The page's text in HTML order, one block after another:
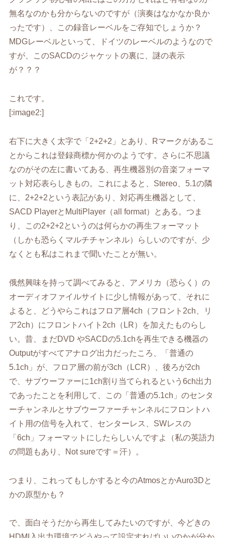
無名なのかも分からないのですが（演奏はなかなか良か
ったです）、この録音レーベルをご存知でしょうか？
MDGレーベルといって、ドイツのレーベルのようなので
すが、このSACDのジャケットの裏に、謎の表示
が？？？
これです。
[:image2:]
右下に大きく太字で「2+2+2」とあり、Rマークがあるこ
とからこれは登録商標か何かのようです。さらに不思議
なのがその左に書いてある、再生機器別の音楽フォーマ
ット対応表らしきもの。これによると、Stereo、5.1の隣
に、2+2+2という表記があり、対応再生機器として、
SACD PlayerとMultiPlayer（all format）とある。つま
り、この2+2+2というのは何らかの再生フォーマット
（しかも恐らくマルチチャンネル）らしいのですが、少
なくとも私はこれまで聞いたことが無い。
俄然興味を持って調べてみると、アメリカ（恐らく）の
オーディオファイルサイトに少し情報があって、それに
よると、どうやらこれはフロア層4ch（フロント2ch、リ
ア2ch）にフロントハイト2ch（LR）を加えたものらし
い。昔、まだDVD やSACDの5.1chを再生できる機器の
Outputがすべてアナログ出力だったころ、「普通の
5.1ch」が、フロア層の前が3ch（LCR）、後ろが2ch
で、サブウーファーに1ch割り当てられるという6ch出力
であったことを利用して、この「普通の5.1ch」のセンタ
ーチャンネルとサブウーファーチャンネルにフロントハ
イト用の信号を入れて、センターレス、SWレスの
「6ch」フォーマットにしたらしいんですよ（私の英語力
の問題もあり、Not sureです＝汗）。
つまり、これってもしかすると今のAtmosとかAuro3Dと
かの原型かも？
で、面白そうだから再生してみたいのですが、今どきの